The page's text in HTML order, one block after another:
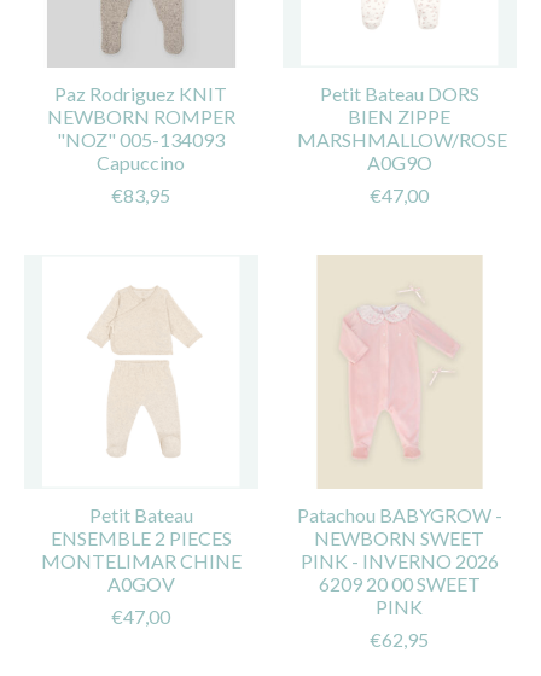
Paz Rodriguez KNIT
NEWBORN ROMPER
"NOZ" 005-134093
Capuccino
€83,95
Petit Bateau DORS
BIEN ZIPPE
MARSHMALLOW/ROSE
A0G9O
€47,00
Petit Bateau
ENSEMBLE 2 PIECES
MONTELIMAR CHINE
A0GOV
€47,00
Patachou BABYGROW -
NEWBORN SWEET
PINK - INVERNO 2026
6209 20 00 SWEET
PINK
€62,95